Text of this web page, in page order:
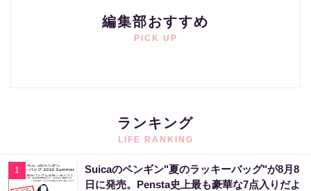
編集部おすすめ
PICK UP
ランキング
LIFE RANKING
1
Suicaのペンギン"夏のラッキーバッグ"が8月8
日に発売。Pensta史上最も豪華な7点入りだよ